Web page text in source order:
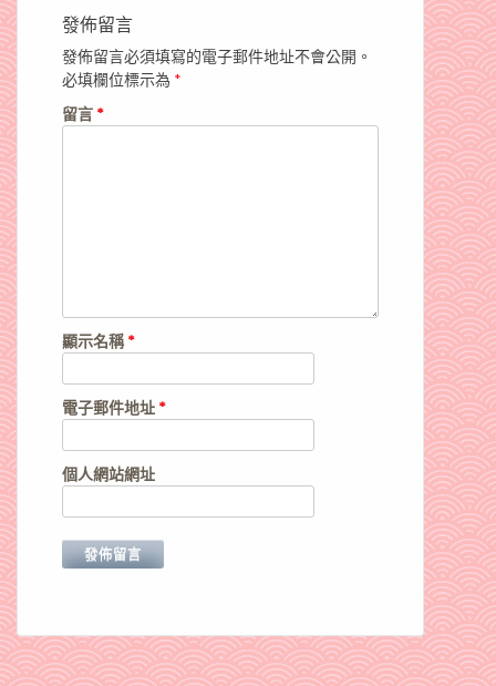
發佈留言
發佈留言必須填寫的電子郵件地址不會公開。
必填欄位標示為 *
留言 *
顯示名稱*
電子郵件地址 *
個人網站網址